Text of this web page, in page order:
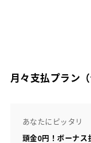
月々支払プラン（
あなたにピッタリ
頭金0円！ボーナ